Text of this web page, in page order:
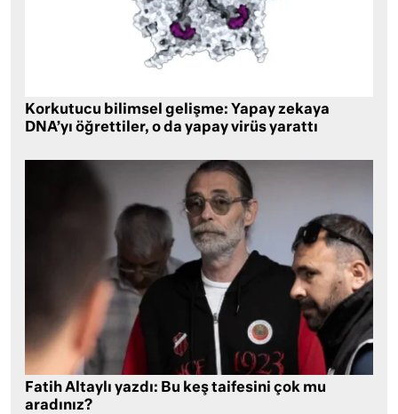
Korkutucu bilimsel gelişme: Yapay zekaya
DNA’yı öğrettiler, o da yapay virüs yarattı
Fatih Altaylı yazdı: Bu keş taifesini çok mu
aradınız?